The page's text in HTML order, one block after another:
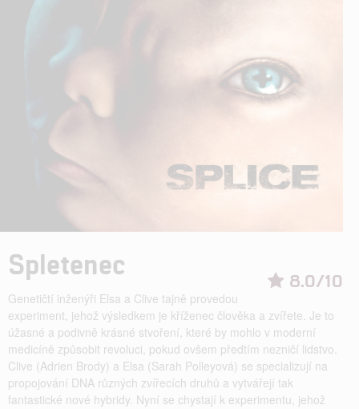
8.0/10
Spletenec
Genetičtí inženýři Elsa a Clive tajně provedou
experiment, jehož výsledkem je kříženec člověka a zvířete. Je to
úžasné a podivně krásné stvoření, které by mohlo v moderní
medicíně způsobit revoluci, pokud ovšem předtím nezničí lidstvo.
Clive (Adrien Brody) a Elsa (Sarah Polleyová) se specializují na
propojování DNA různých zvířecích druhů a vytvářejí tak
fantastické nové hybridy. Nyní se chystají k experimentu, jehož